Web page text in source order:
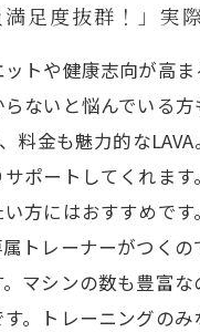
足度抜群！」実
トや健康志向が高
らないと悩んでいる
料金も魅力的な
ポートしてくれま
方にはおすすめで
属トレーナーがつく
マシンの数も豊富
す。トレーニングの